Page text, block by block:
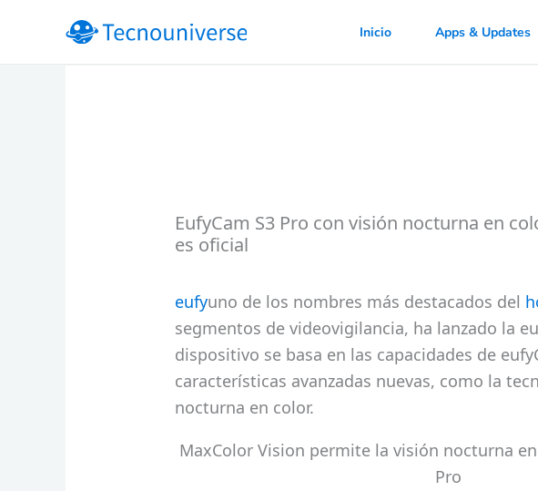
Inicio Apps & Updates
EufyCam S3 Pro con visión nocturna en
es oficial
eufyuno de los nombres más destacados del
segmentos de videovigilancia, ha lanzado la
dispositivo se basa en las capacidades de
características avanzadas nuevas, como la
nocturna en color.
MaxColor Vision permite la visión nocturna
Pro